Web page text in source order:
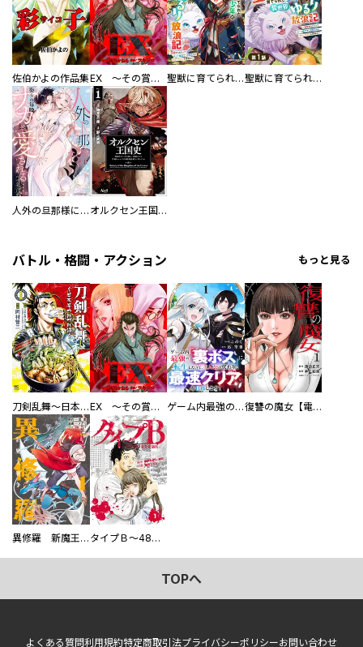
佐伯かよの作品集 EX ～その賞金稼ぎは、世界の出口を探す～【単行本版】 聖獣に育てられた少年の異世界ゆるり放浪記～神様からもらったチート魔法で、仲間たちとスローライフを満喫中～ 聖獣に育てられた少年の異世界ゆるり放浪記～神様からもらったチート魔法で、仲間たちとスローライフを満喫中～【分冊版】
人外の旦那様に娶られ毎晩ナカまで愛される…。アンソロジー オルクセン王国史
バトル・格闘・アクション もっと見る
刀剣乱舞～日本号つれづれ酒～ EX ～その賞金稼ぎは、世界の出口を探す～【単行本版】 ゲーム内最強の『裏ボス』に転生したので、主人公の代わりに最速クリアを目指します！【電子単行本版】 復讐の魔女【電子単行本版】
異修羅 新魔王戦争 タイプＢ～48時間後、致死率100％～【単話】
TOPへ
よくある質問利用規約特定商取引法プライバシーポリシーお問い合わせ